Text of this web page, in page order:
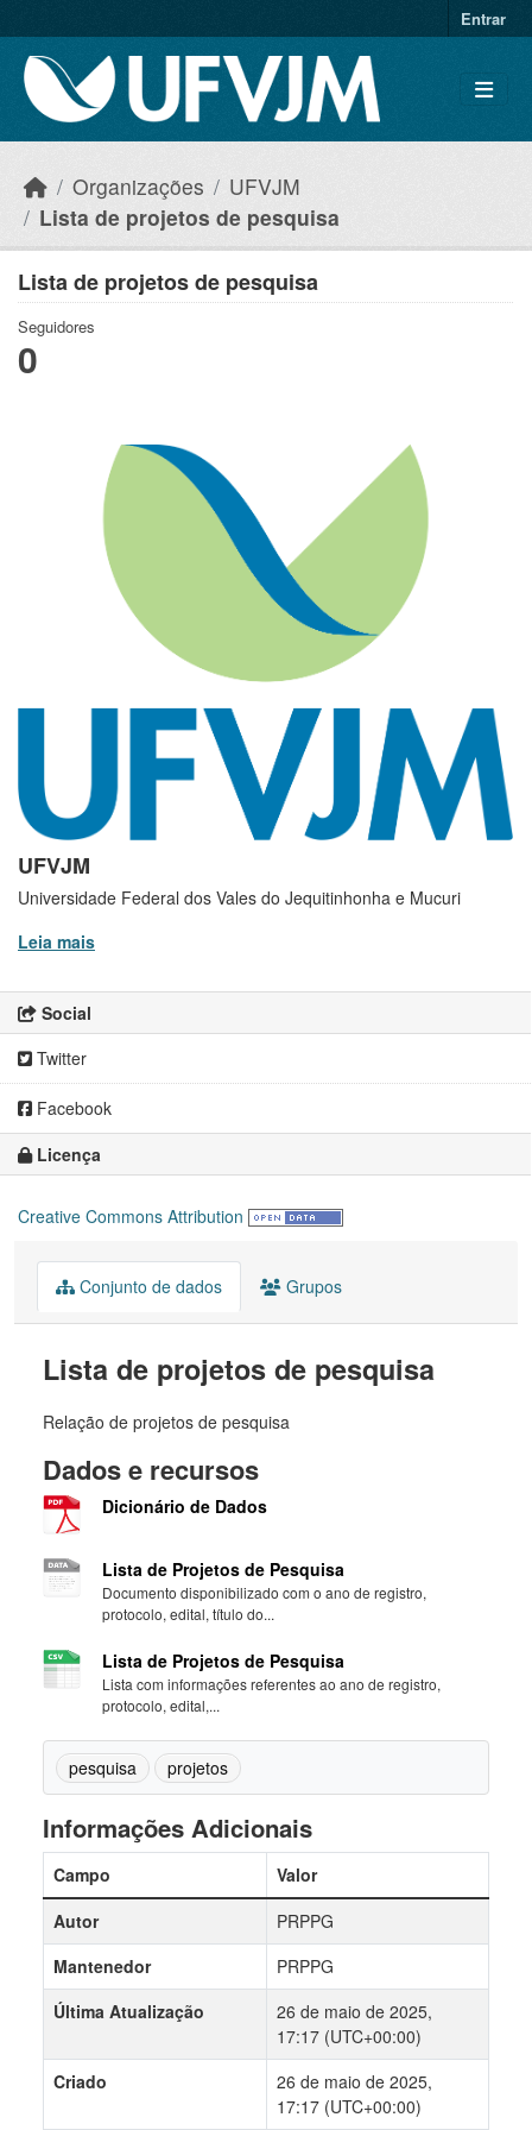
Entrar
Organizações
UFVJM
Lista de projetos de pesquisa
Lista de projetos de pesquisa
Seguidores
0
UFVJM
Universidade Federal dos Vales do Jequitinhonha e Mucuri
Leia mais
Social
Twitter
Facebook
Licença
Creative Commons Attribution
Conjunto de dados Grupos
Lista de projetos de pesquisa
Relação de projetos de pesquisa
Dados e recursos
Dicionário de Dados
Lista de Projetos de Pesquisa
Documento disponibilizado com o ano de registro,
protocolo, edital, título do...
Lista de Projetos de Pesquisa
Lista com informações referentes ao ano de registro,
protocolo, edital,...
pesquisa projetos
Informações Adicionais
Campo
Valor
Autor
PRPPG
Mantenedor
PRPPG
Última Atualização
26 de maio de 2025,
17:17 (UTC+00:00)
Criado
26 de maio de 2025,
17:17 (UTC+00:00)